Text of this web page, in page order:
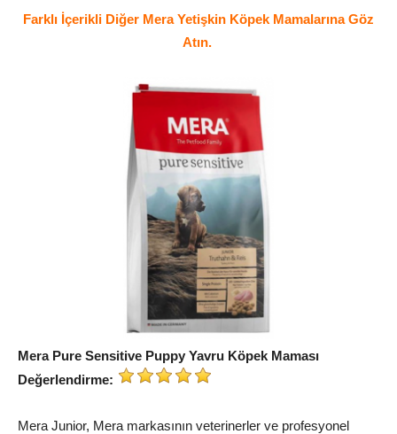
Farklı İçerikli Diğer Mera Yetişkin Köpek Mamalarına Göz
Atın.
Mera Pure Sensitive Puppy Yavru Köpek Maması
Değerlendirme:
Mera Junior, Mera markasının veterinerler ve profesyonel